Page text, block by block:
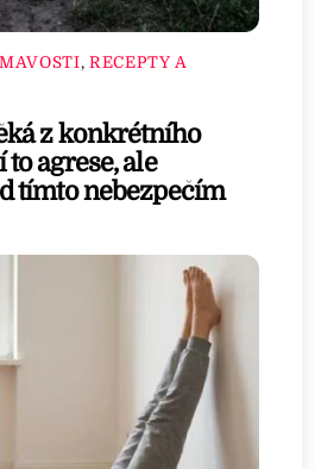
, RECEPTY A
z konkrétního
agrese, ale
tímto nebezpečím